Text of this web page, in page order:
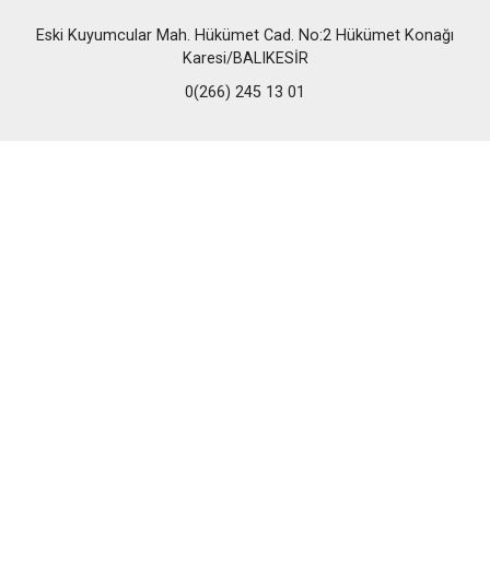
Eski Kuyumcular Mah. Hükümet Cad. No:2 Hükümet Konağı
Karesi/BALIKESİR
0(266) 245 13 01